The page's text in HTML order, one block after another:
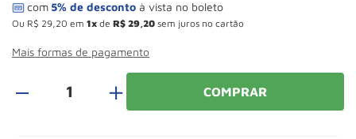
Ou R$ 29 20 em 1 de R$ 29 20 sem juros no cartão
Mais formas de pagamento
＋ COMPRAR
8º Rodizio